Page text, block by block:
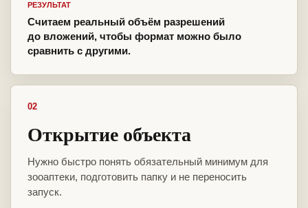
РЕЗУЛЬТАТ
Считаем реальный объём разрешений
до вложений, чтобы формат можно было
сравнить с другими.
02
Открытие объекта
Нужно быстро понять обязательный минимум для
зооаптеки, подготовить папку и не переносить
запуск.